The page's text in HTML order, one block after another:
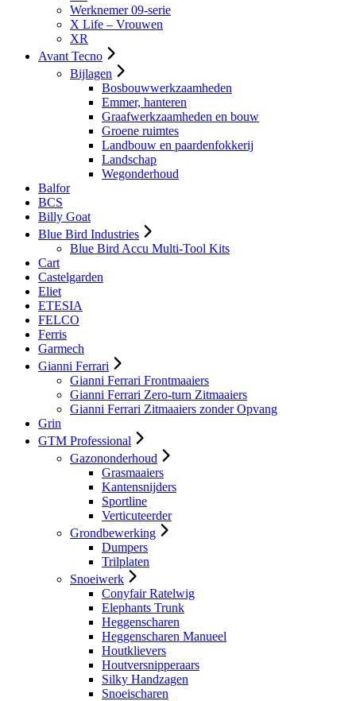
Werknemer 09-serie
X Life – Vrouwen
XR
Avant Tecno
Bijlagen
Bosbouwwerkzaamheden
Emmer, hanteren
Graafwerkzaamheden en bouw
Groene ruimtes
Landbouw en paardenfokkerij
Landschap
Wegonderhoud
Balfor
BCS
Billy Goat
Blue Bird Industries
Blue Bird Accu Multi-Tool Kits
Cart
Castelgarden
Eliet
ETESIA
FELCO
Ferris
Garmech
Gianni Ferrari
Gianni Ferrari Frontmaaiers
Gianni Ferrari Zero-turn Zitmaaiers
Gianni Ferrari Zitmaaiers zonder Opvang
Grin
GTM Professional
Gazononderhoud
Grasmaaiers
Kantensnijders
Sportline
Verticuteerder
Grondbewerking
Dumpers
Trilplaten
Snoeiwerk
Conyfair Ratelwig
Elephants Trunk
Heggenscharen
Heggenscharen Manueel
Houtklievers
Houtversnipperaars
Silky Handzagen
Snoeischaren